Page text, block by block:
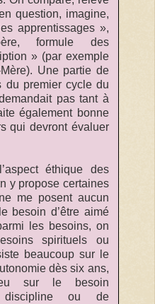
question, imagine,
apprentissages »,
formule des
» (par exemple
Une partie de
du premier cycle du
pas tant à
également bonne
qui devront évaluer
éthique des
y propose certaines
me posent aucun
besoin d’être aimé
les besoins, on
spirituels ou
beaucoup sur le
dès six ans,
sur le besoin
discipline ou de